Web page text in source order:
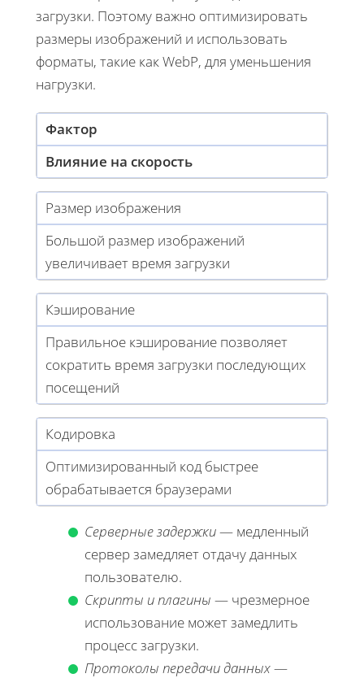
загрузки. Поэтому важно оптимизировать
размеры изображений и использовать
форматы, такие как WebP, для уменьшения
нагрузки.
Фактор
Влияние на скорость
Размер изображения
Большой размер изображений
увеличивает время загрузки
Кэширование
Правильное кэширование позволяет
сократить время загрузки последующих
посещений
Кодировка
Оптимизированный код быстрее
обрабатывается браузерами
Серверные задержки— медленный
сервер замедляет отдачу данных
пользователю.
Скрипты и плагины — чрезмерное
использование может замедлить
процесс загрузки.
Протоколы передачи данных—